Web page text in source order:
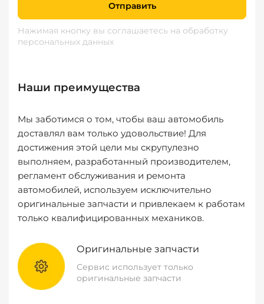
Отправить
Нажимая кнопку вы соглашаетесь на обработку
персональных данных
Наши преимущества
Мы заботимся о том, чтобы ваш автомобиль
доставлял вам только удовольствие! Для
достижения этой цели мы скрупулезно
выполняем, разработанный производителем,
регламент обслуживания и ремонта
автомобилей, используем исключительно
оригинальные запчасти и привлекаем к работам
только квалифицированных механиков.
Оригинальные запчасти
Сервис использует только
оригинальные запчасти